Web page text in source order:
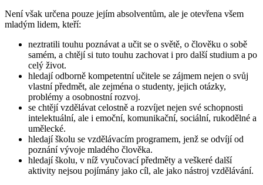
Není však určena pouze jejím absolventům, ale je otevřena všem
mladým lidem, kteří:
neztratili touhu poznávat a učit se o světě, o člověku o sobě
samém, a chtějí si tuto touhu zachovat i pro další studium a po
celý život.
hledají odborně kompetentní učitele se zájmem nejen o svůj
vlastní předmět, ale zejména o studenty, jejich otázky,
problémy a osobnostní rozvoj.
se chtějí vzdělávat celostně a rozvíjet nejen své schopnosti
intelektuální, ale i emoční, komunikační, sociální, rukodělné a
umělecké.
hledají školu se vzdělávacím programem, jenž se odvíjí od
poznání vývoje mladého člověka.
hledají školu, v níž vyučovací předměty a veškeré další
aktivity nejsou pojímány jako cíl, ale jako nástroj vzdělávání.